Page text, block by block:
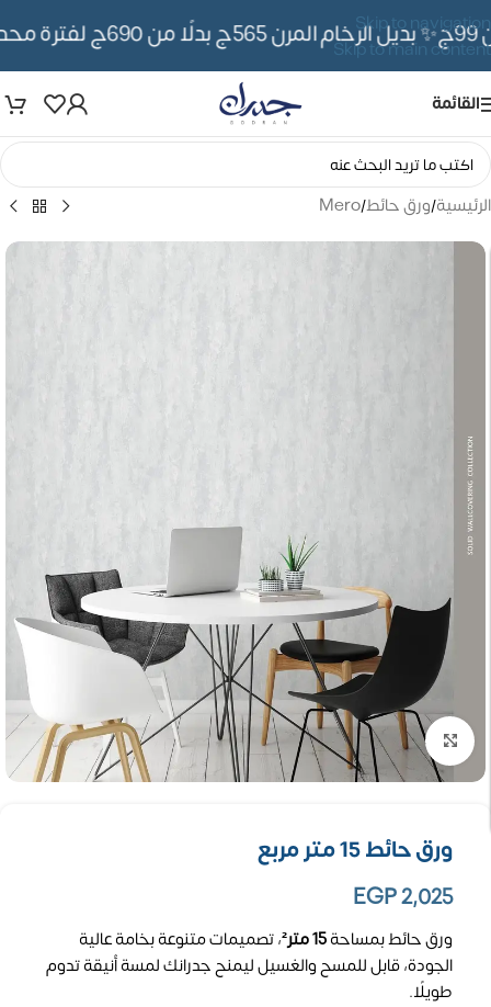
Skip to navigation
Skip to main content
✨ بديل الرخام المرن 565ج بدلًا من 690ج لفترة محدوده
القائمة
الرئيسية/ورق حائط/
Mero
تكبير الصورة
ورق حائط 15 متر مربع
EGP2,025
ورق حائط بمساحة15 متر²
، تصميمات متنوعة بخامة عالية
الجودة، قابل للمسح والغسيل ليمنح جدرانك لمسة أنيقة تدوم
طويلًا.